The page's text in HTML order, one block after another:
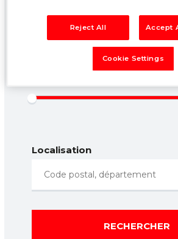
Année entre:
1960
Kilométrage entre:
Localisation
RECHERCHER
Reject All Accept
Cookie Settings